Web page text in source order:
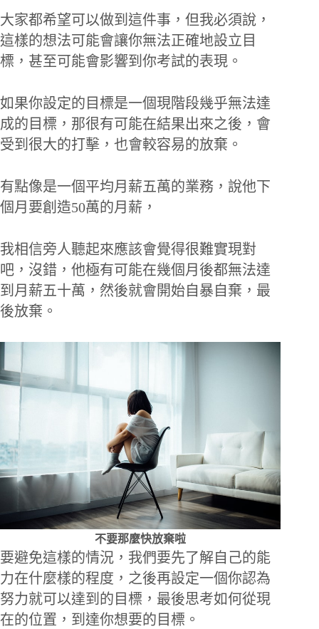
大家都希望可以做到這件事，但我必須說，
這樣的想法可能會讓你無法正確地設立目
標，甚至可能會影響到你考試的表現。
如果你設定的目標是一個現階段幾乎無法達
成的目標，那很有可能在結果出來之後，會
受到很大的打擊，也會較容易的放棄。
有點像是一個平均月薪五萬的業務，說他下
個月要創造50萬的月薪，
我相信旁人聽起來應該會覺得很難實現對
吧，沒錯，他極有可能在幾個月後都無法達
到月薪五十萬，然後就會開始自暴自棄，最
後放棄。
不要那麼快放棄啦
要避免這樣的情況，我們要先了解自己的能
力在什麼樣的程度，之後再設定一個你認為
努力就可以達到的目標，最後思考如何從現
在的位置，到達你想要的目標。